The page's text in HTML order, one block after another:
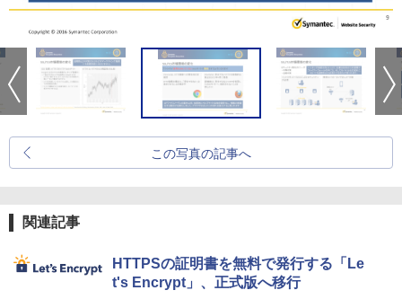
この写真の記事へ
関連記事
HTTPSの証明書を無料で発行する「Le
t's Encrypt」、正式版へ移行